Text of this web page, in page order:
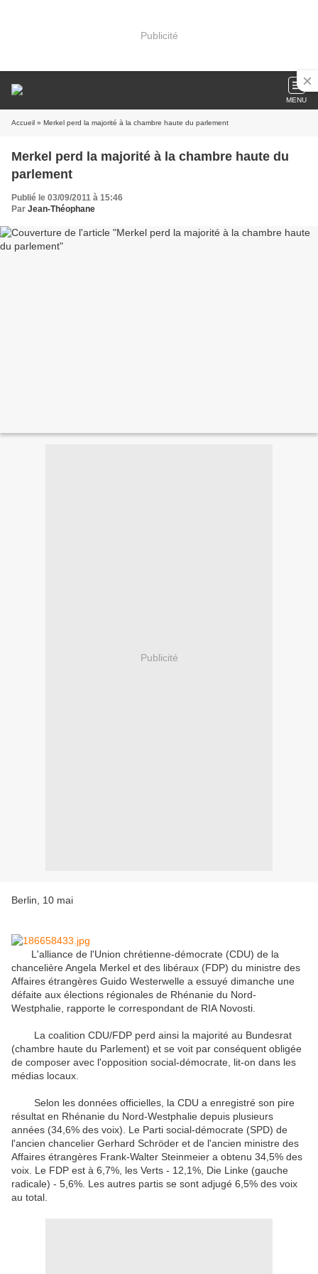
Publicité
MENU
Accueil » Merkel perd la majorité à la chambre haute du parlement
Merkel perd la majorité à la chambre haute du
parlement
Publié le 03/09/2011 à 15:46
Par Jean-Théophane
Publicité
Berlin, 10 mai
L'alliance de l'Union chrétienne-démocrate (CDU) de la
chancelière Angela Merkel et des libéraux (FDP) du ministre des
Affaires étrangères Guido Westerwelle a essuyé dimanche une
défaite aux élections régionales de Rhénanie du Nord-
Westphalie, rapporte le correspondant de RIA Novosti.
La coalition CDU/FDP perd ainsi la majorité au Bundesrat
(chambre haute du Parlement) et se voit par conséquent obligée
de composer avec l'opposition social-démocrate, lit-on dans les
médias locaux.
Selon les données officielles, la CDU a enregistré son pire
résultat en Rhénanie du Nord-Westphalie depuis plusieurs
années (34,6% des voix). Le Parti social-démocrate (SPD) de
l'ancien chancelier Gerhard Schröder et de l'ancien ministre des
Affaires étrangères Frank-Walter Steinmeier a obtenu 34,5% des
voix. Le FDP est à 6,7%, les Verts - 12,1%, Die Linke (gauche
radicale) - 5,6%. Les autres partis se sont adjugé 6,5% des voix
au total.